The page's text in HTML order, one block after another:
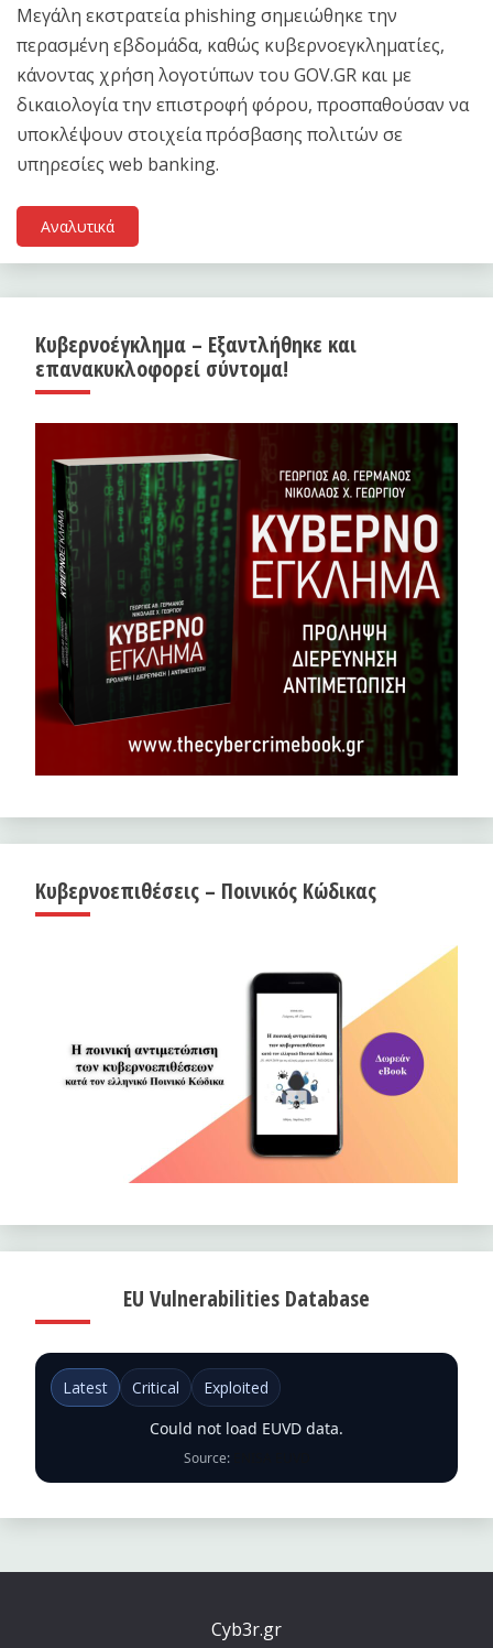
Μεγάλη εκστρατεία phishing σημειώθηκε την
περασμένη εβδομάδα, καθώς κυβερνοεγκληματίες,
κάνοντας χρήση λογοτύπων του GOV.GR και με
δικαιολογία την επιστροφή φόρου, προσπαθούσαν να
υποκλέψουν στοιχεία πρόσβασης πολιτών σε
υπηρεσίες web banking.
Αναλυτικά
Κυβερνοέγκλημα – Εξαντλήθηκε και
επανακυκλοφορεί σύντομα!
Κυβερνοεπιθέσεις – Ποινικός Κώδικας
EU Vulnerabilities Database
Latest Critical
Exploited
Could not load EUVD data.
Source:
Cyb3r.gr